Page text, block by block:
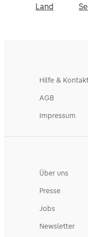
Land
Hilfe &
AGB
Impressum
Über uns
Presse
Jobs
Newsletter